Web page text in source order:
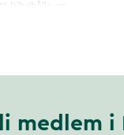
bibehålla en
medlem i